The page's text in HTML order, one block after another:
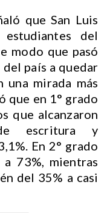
que San Luis
del
modo que pasó
país a quedar
una mirada más
que en 1° grado
que alcanzaron
escritura y
En 2° grado
73%, mientras
del 35% a casi